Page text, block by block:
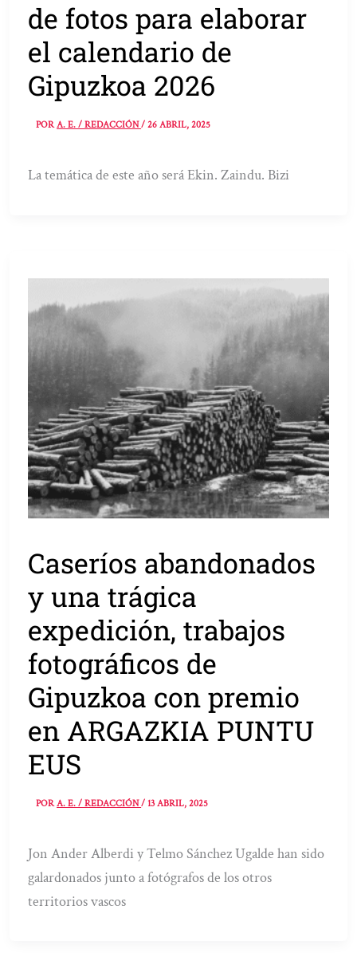
de fotos para elaborar
el calendario de
Gipuzkoa 2026
PORA. E. / REDACCIÓN/26 ABRIL, 2025
La temática de este año será Ekin. Zaindu. Bizi
Caseríos abandonados
y una trágica
expedición, trabajos
fotográficos de
Gipuzkoa con premio
en ARGAZKIA PUNTU
EUS
PORA. E. / REDACCIÓN/13 ABRIL, 2025
Jon Ander Alberdi y Telmo Sánchez Ugalde han sido
galardonados junto a fotógrafos de los otros
territorios vascos